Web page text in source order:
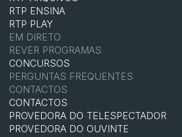
RTP ENSINA
RTP PLAY
EM DIRETO
REVER PROGRAMAS
CONCURSOS
PERGUNTAS FREQUENTES
CONTACTOS
CONTACTOS
PROVEDORA DO TELESPECTADOR
PROVEDORA DO OUVINTE